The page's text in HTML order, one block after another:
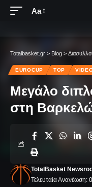
Aa
Totalbasket.gr > Blog >
EUROCUP TOP
Μεγάλο
στη
Τελευταία Ανανέωση:
TotalBasket